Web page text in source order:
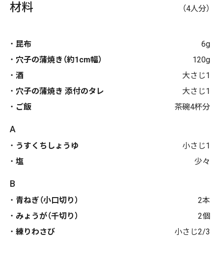
材料 （4人分）
昆布
6g
穴子の蒲焼き（約1cm幅）
120g
酒
大さじ1
穴子の蒲焼き 添付のタレ
大さじ1
ご飯
茶碗4杯分
A
うすくちしょうゆ
小さじ1
塩
少々
B
青ねぎ（小口切り）
2本
みょうが（千切り）
2個
練りわさび
小さじ2/3